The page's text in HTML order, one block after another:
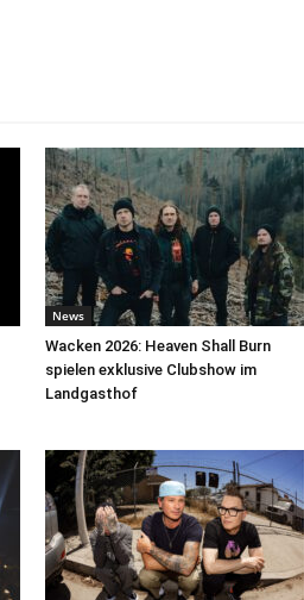
News
Wacken 2026: Heaven Shall Burn
spielen exklusive Clubshow im
Landgasthof